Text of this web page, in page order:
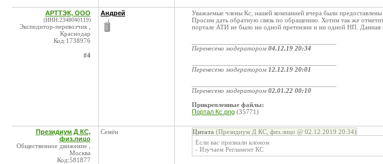
АРТТЭК, ООО
(ИНН:2348040119)
Экспедитор-перевозчик ,
Краснодар
Код:1738976
#4
Андрей
Уважаемые члены Кс, нашей компанией вчера были
Просим дать обратную связь по обращению. Хотим так же
портале АТИ не было ни одной претензии и ни одной НП.
Перенесено модератором 04.12.19 20:34
Перенесено модератором 12.12.19 20:01
Перенесено модератором 02.01.22 00:10
Прикрепленные файлы:
Портал Кс.png (35771)
Президиум Д КС,
физ.лицо
Общественное движение ,
Москва
Код:581877
Семён Цитата (Президиум Д КС, физ.лицо @ 02.12.2019 20:34)
Если вас признали клоном
- Изучаем Регламент КС